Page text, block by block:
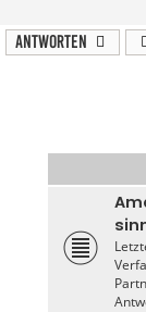
Antworten